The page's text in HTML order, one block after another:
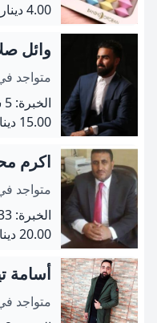
4.00 دينار
وائل
متواجد
الخبرة: 5 سنة
15.00 دينار
اكرم
متواجد
الخبرة: 33 سنة
20.00 دينار
أسامة
متواجد